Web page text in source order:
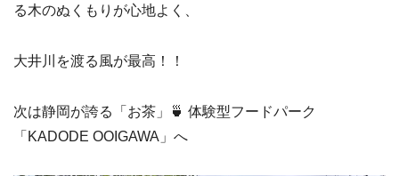
る木のぬくもりが心地よく、
大井川を渡る風が最高！！
次は静岡が誇る「お茶」🍵 体験型フードパーク
「KADODE OOIGAWA」へ